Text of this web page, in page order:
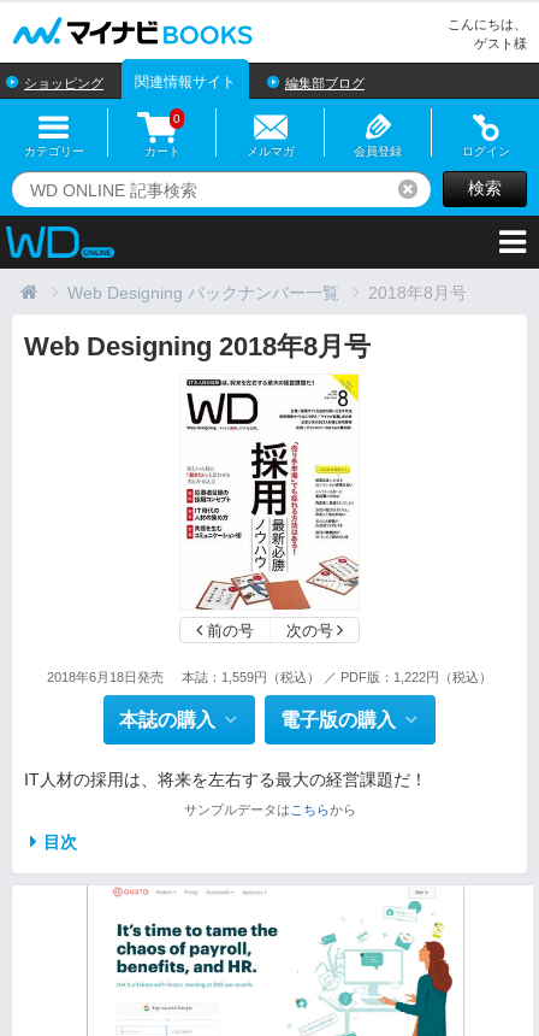
こんにちは、
ゲスト様
ショッピング 関連情報サイト 編集部ブログ
カテゴリー カート
0
メルマガ 会員登録 ログイン
リセット検索
Web Designing バックナンバー一覧 2018年8月号
Web Designing 2018年8月号
前の号 次の号
2018年6月18日発売 本誌：1,559円（税込） ／ PDF版：1,222円（税込）
本誌の購入 電子版の購入
IT人材の採用は、将来を左右する最大の経営課題だ！
サンプルデータは こちらから
目次